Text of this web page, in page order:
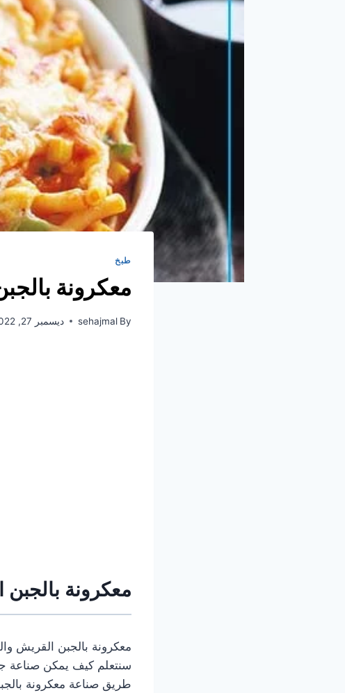
طبخ
معكرونة
By
sehajmal ديسمبر 27, 2022
معكرونة
معكرونة بالجبن القريش
سنتعلم كيف يمكن صناعة
طريق صناعة معكرونة